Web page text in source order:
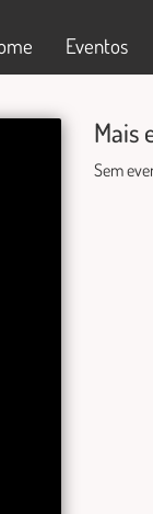
Eventos
Mais
Sem